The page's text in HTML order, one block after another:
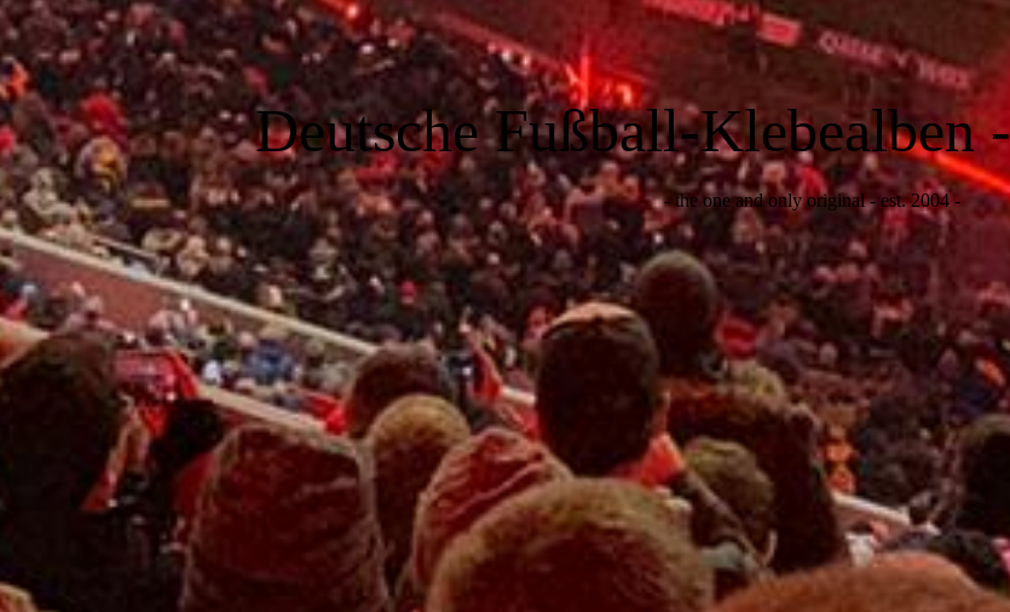
Deutsche Fußball-Klebealben -
- the one and only original - est. 2004 -